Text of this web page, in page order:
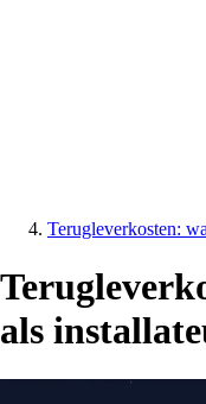
Terugleverkosten:
als